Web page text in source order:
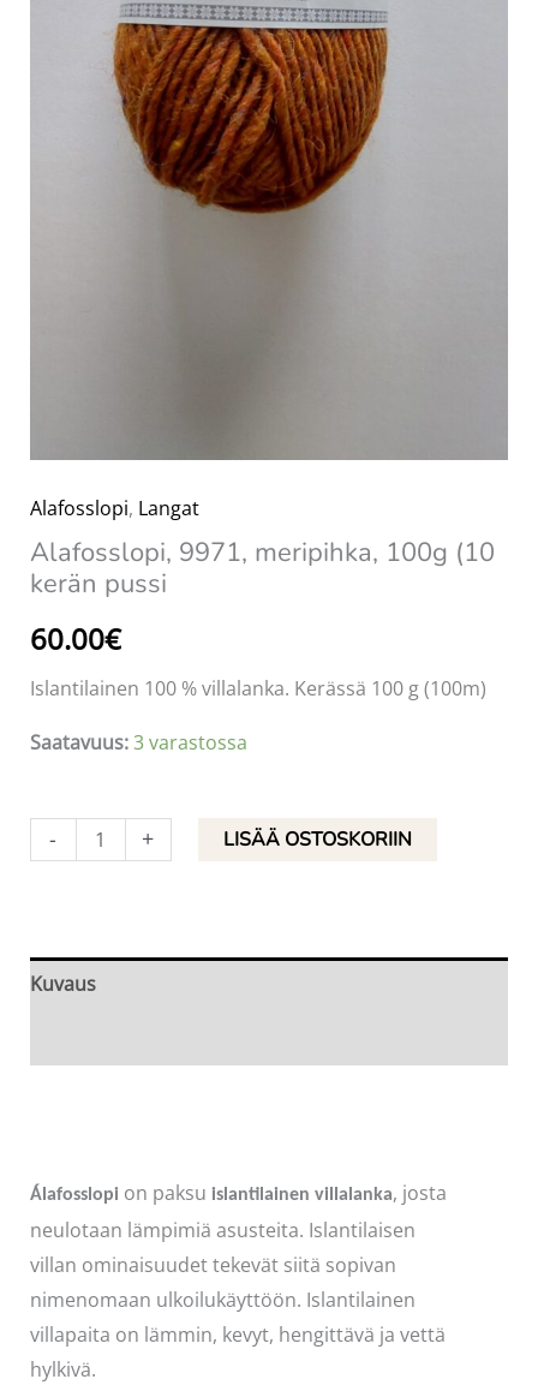
Alafosslopi, Langat
Alafosslopi, 9971, meripihka, 100g (10
kerän pussi
60.00€
Islantilainen 100 % villalanka. Kerässä 100 g (100m)
Saatavuus:3 varastossa
-
Alafosslopi,
9971,
(10
+ LISÄÄ OSTOSKORIIN
Kuvaus
Álafosslopi on paksu islantilainen villalanka, josta
neulotaan lämpimiä asusteita. Islantilaisen
villan ominaisuudet tekevät siitä sopivan
nimenomaan ulkoilukäyttöön. Islantilainen
villapaita on lämmin, kevyt, hengittävä ja vettä
hylkivä.